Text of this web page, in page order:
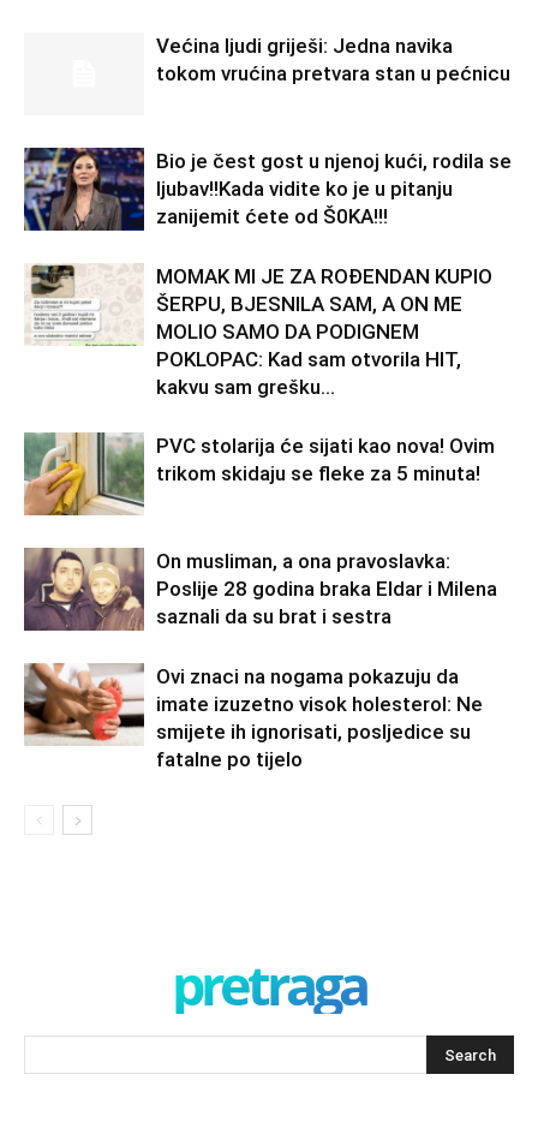
Većina ljudi griješi: Jedna navika
tokom vrućina pretvara stan u pećnicu
Bio je čest gost u njenoj kući, rodila se
ljubav!!Kada vidite ko je u pitanju
zanijemit ćete od Š0KA!!!
MOMAK MI JE ZA ROĐENDAN KUPIO
ŠERPU, BJESNILA SAM, A ON ME
MOLIO SAMO DA PODIGNEM
POKLOPAC: Kad sam otvorila HIT,
kakvu sam grešku...
PVC stolarija će sijati kao nova! Ovim
trikom skidaju se fleke za 5 minuta!
On musliman, a ona pravoslavka:
Poslije 28 godina braka Eldar i Milena
saznali da su brat i sestra
Ovi znaci na nogama pokazuju da
imate izuzetno visok holesterol: Ne
smijete ih ignorisati, posljedice su
fatalne po tijelo
pretraga